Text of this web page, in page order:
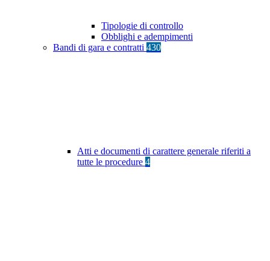
Tipologie di controllo
Obblighi e adempimenti
Bandi di gara e contratti 430
Atti e documenti di carattere generale riferiti a
tutte le procedure 4